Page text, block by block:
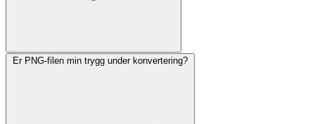
Er PNG-filen min trygg under konvertering?